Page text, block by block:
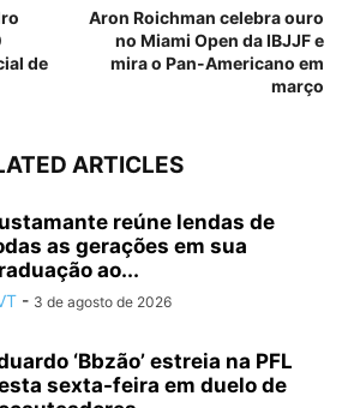
de
Aron Roichman celebra ouro
no Miami Open da IBJJF e
mira o Pan-Americano em
março
ARTICLES
reúne lendas de
as gerações em sua
ao...
- 3 de agosto de 2026
‘Bbzão’ estreia na PFL
sexta-feira em duelo de